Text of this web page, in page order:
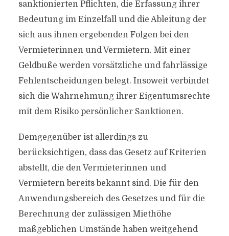
sanktionierten Pflichten, die Erfassung ihrer
Bedeutung im Einzelfall und die Ableitung der
sich aus ihnen ergebenden Folgen bei den
Vermieterinnen und Vermietern. Mit einer
Geldbuße werden vorsätzliche und fahrlässige
Fehlentscheidungen belegt. Insoweit verbindet
sich die Wahrnehmung ihrer Eigentumsrechte
mit dem Risiko persönlicher Sanktionen.
Demgegenüber ist allerdings zu
berücksichtigen, dass das Gesetz auf Kriterien
abstellt, die den Vermieterinnen und
Vermietern bereits bekannt sind. Die für den
Anwendungsbereich des Gesetzes und für die
Berechnung der zulässigen Miethöhe
maßgeblichen Umstände haben weitgehend